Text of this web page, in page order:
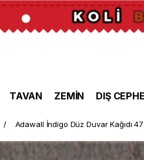
TAVAN ZEMİN DIŞ CEPHE
Adawall İndigo Düz Duvar Kağıdı